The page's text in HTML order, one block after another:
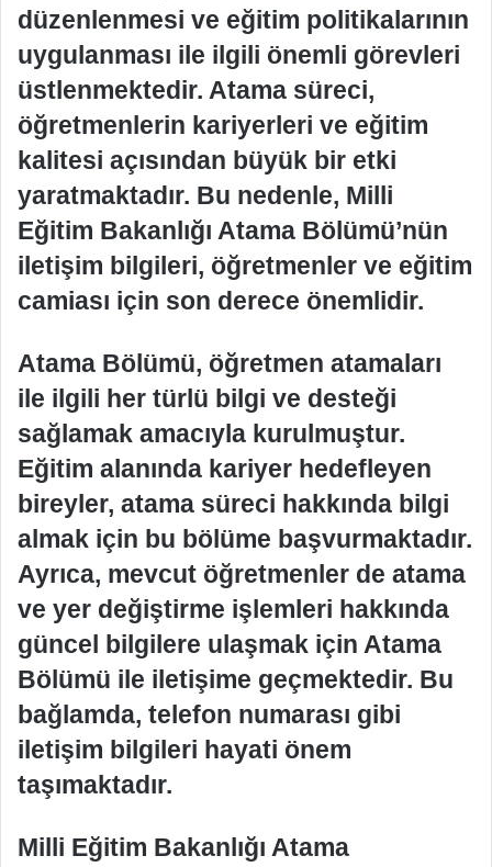
düzenlenmesi ve eğitim politikalarının
uygulanması ile ilgili önemli görevleri
üstlenmektedir. Atama süreci,
öğretmenlerin kariyerleri ve eğitim
kalitesi açısından büyük bir etki
yaratmaktadır. Bu nedenle, Milli
Eğitim Bakanlığı Atama Bölümü’nün
iletişim bilgileri, öğretmenler ve eğitim
camiası için son derece önemlidir.
Atama Bölümü, öğretmen atamaları
ile ilgili her türlü bilgi ve desteği
sağlamak amacıyla kurulmuştur.
Eğitim alanında kariyer hedefleyen
bireyler, atama süreci hakkında bilgi
almak için bu bölüme başvurmaktadır.
Ayrıca, mevcut öğretmenler de atama
ve yer değiştirme işlemleri hakkında
güncel bilgilere ulaşmak için Atama
Bölümü ile iletişime geçmektedir. Bu
bağlamda, telefon numarası gibi
iletişim bilgileri hayati önem
taşımaktadır.
Milli Eğitim Bakanlığı Atama